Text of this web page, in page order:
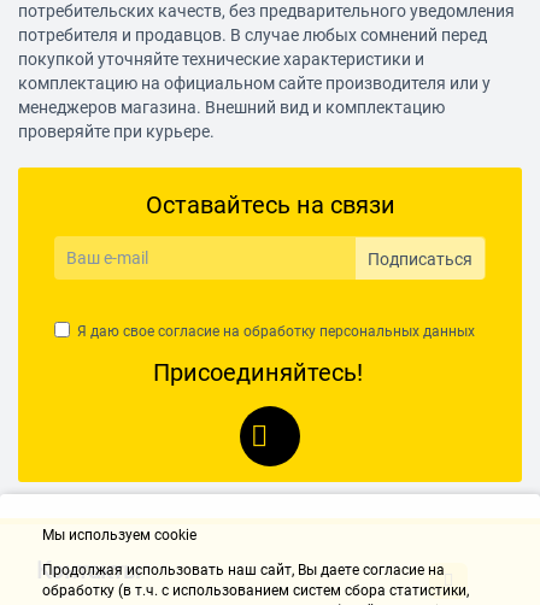
потребительских качеств, без предварительного уведомления
потребителя и продавцов. В случае любых сомнений перед
покупкой уточняйте технические характеристики и
комплектацию на официальном сайте производителя или у
менеджеров магазина. Внешний вид и комплектацию
проверяйте при курьере.
Оставайтесь на связи
Подписаться
Я даю свое согласие на обработку персональных данных
Присоединяйтесь!
Контакты
Мы используем cookie
Продолжая использовать наш cайт, Вы даете согласие на
обработку (в т.ч. с использованием систем сбора статистики,